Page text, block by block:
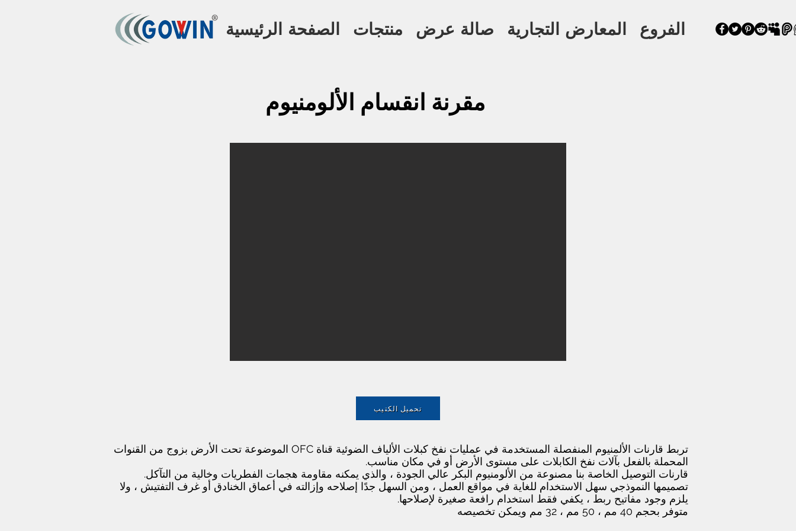
الصفحة الرئيسية منتجات صالة عرض المعارض التجارية الفروع
مقرنة انقسام الألومنيوم
تحميل الكتيب
تربط قارنات الألمنيوم المنفصلة المستخدمة في عمليات نفخ كبلات الألياف الضوئية قناة OFC الموضوعة تحت الأرض بزوج من القنوات
المحملة بالفعل بآلات نفخ الكابلات على مستوى الأرض أو في مكان مناسب.
قارنات التوصيل الخاصة بنا مصنوعة من الألومنيوم البكر عالي الجودة ، والذي يمكنه مقاومة هجمات الفطريات وخالية من التآكل.
تصميمها النموذجي سهل الاستخدام للغاية في مواقع العمل ، ومن السهل جدًا إصلاحه وإزالته في أعماق الخنادق أو غرف التفتيش ، ولا
يلزم وجود مفاتيح ربط ، يكفي فقط استخدام رافعة صغيرة لإصلاحها.
متوفر بحجم 40 مم ، 50 مم ، 32 مم ويمكن تخصيصه